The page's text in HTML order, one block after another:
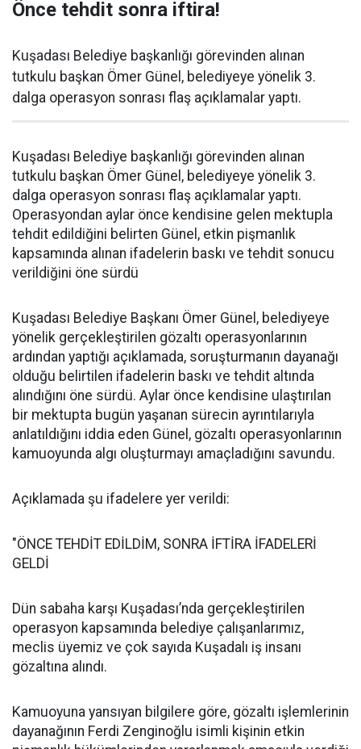
Önce tehdit sonra iftira!
Kuşadası Belediye başkanlığı görevinden alınan
tutkulu başkan Ömer Günel, belediyeye yönelik 3.
dalga operasyon sonrası flaş açıklamalar yaptı.
Kuşadası Belediye başkanlığı görevinden alınan
tutkulu başkan Ömer Günel, belediyeye yönelik 3.
dalga operasyon sonrası flaş açıklamalar yaptı.
Operasyondan aylar önce kendisine gelen mektupla
tehdit edildiğini belirten Günel, etkin pişmanlık
kapsamında alınan ifadelerin baskı ve tehdit sonucu
verildiğini öne sürdü
Kuşadası Belediye Başkanı Ömer Günel, belediyeye
yönelik gerçekleştirilen gözaltı operasyonlarının
ardından yaptığı açıklamada, soruşturmanın dayanağı
olduğu belirtilen ifadelerin baskı ve tehdit altında
alındığını öne sürdü. Aylar önce kendisine ulaştırılan
bir mektupta bugün yaşanan sürecin ayrıntılarıyla
anlatıldığını iddia eden Günel, gözaltı operasyonlarının
kamuoyunda algı oluşturmayı amaçladığını savundu.
Açıklamada şu ifadelere yer verildi:
"ÖNCE TEHDİT EDİLDİM, SONRA İFTİRA İFADELERİ
GELDİ
Dün sabaha karşı Kuşadası’nda gerçekleştirilen
operasyon kapsamında belediye çalışanlarımız,
meclis üyemiz ve çok sayıda Kuşadalı iş insanı
gözaltına alındı.
Kamuoyuna yansıyan bilgilere göre, gözaltı işlemlerinin
dayanağının Ferdi Zenginoğlu isimli kişinin etkin